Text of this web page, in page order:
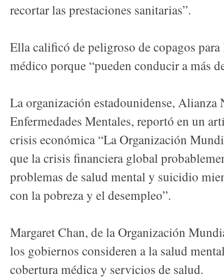
recortar las prestaciones sanitarias”.
Ella calificó de peligroso de copagos
médico porque “pueden conducir a más
La organización estadounidense, Alianza
Enfermedades Mentales, reportó en un
crisis económica “La Organización
que la crisis financiera global
problemas de salud mental y suicidio
con la pobreza y el desempleo”.
Margaret Chan, de la Organización
los gobiernos consideren a la salud
cobertura médica y servicios de salud.